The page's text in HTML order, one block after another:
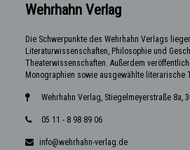
Wehrhahn Verlag
Die Schwerpunkte des Wehrhahn Verlags
Literaturwissenschaften, Philosophie und
Theaterwissenschaften. Außerdem
Monographien sowie ausgewählte literarische
Wehrhahn Verlag, Stiegelmeyerstraße 8a,
05 11 - 8 98 89 06
info@wehrhahn-verlag.de